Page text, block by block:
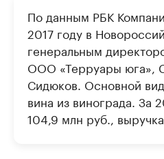
По данным РБК
2017 году в
генеральным
ООО «Терруары юга»,
Сидюков. Основной
вина из винограда. За
104,9 млн руб.,